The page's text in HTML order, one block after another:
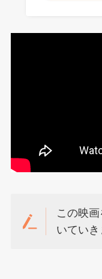
この映
いていき